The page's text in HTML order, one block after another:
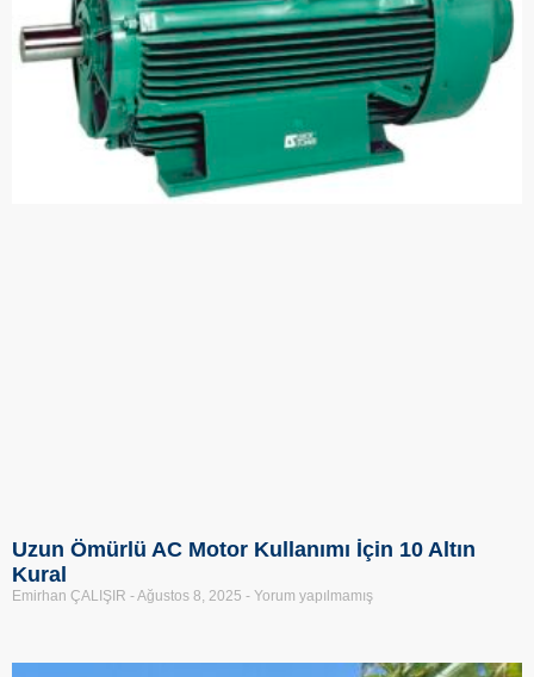
Uzun Ömürlü AC Motor Kullanımı İçin 10 Altın
Kural
Emirhan ÇALIŞIR Ağustos 8, 2025 Yorum yapılmamış